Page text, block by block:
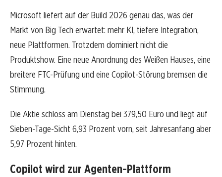
Microsoft liefert auf der Build 2026 genau das, was der
Markt von Big Tech erwartet: mehr KI, tiefere Integration,
neue Plattformen. Trotzdem dominiert nicht die
Produktshow. Eine neue Anordnung des Weißen Hauses, eine
breitere FTC-Prüfung und eine Copilot-Störung bremsen die
Stimmung.
Die Aktie schloss am Dienstag bei 379,50 Euro und liegt auf
Sieben-Tage-Sicht 6,93 Prozent vorn, seit Jahresanfang aber
5,97 Prozent hinten.
Copilot wird zur Agenten-Plattform